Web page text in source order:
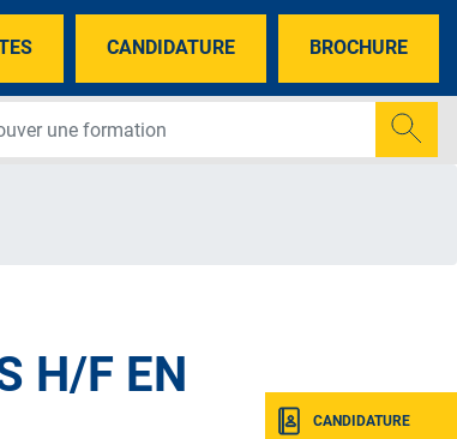
CANDIDATURE BROCHURE
CANDIDATURE
H/F EN